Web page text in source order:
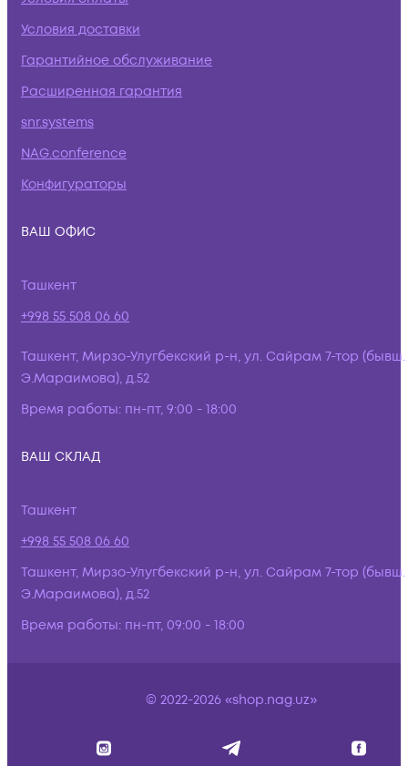
Условия доставки
Гарантийное обслуживание
Расширенная гарантия
snr.systems
NAG.conference
Конфигураторы
ВАШ ОФИС
Ташкент
+998 55 508 06 60
Ташкент, Мирзо-Улугбекский р-н, ул. Сайрам 7-тор (бывш.
Э.Мараимова), д.52
Время работы: пн-пт, 9:00 - 18:00
ВАШ СКЛАД
Ташкент
+998 55 508 06 60
Ташкент, Мирзо-Улугбекский р-н, ул. Сайрам 7-тор (бывш.
Э.Мараимова), д.52
Время работы: пн-пт, 09:00 - 18:00
© 2022-2026 «shop.nag.uz»